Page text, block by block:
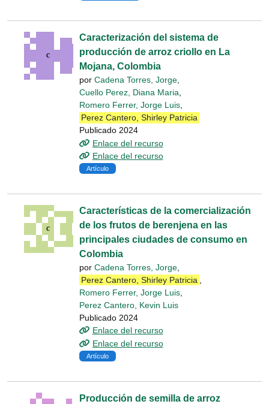
Caracterización del sistema de
producción de arroz criollo en La
Mojana, Colombia
por Cadena Torres, Jorge,
Cuello Perez, Diana Maria,
Romero Ferrer, Jorge Luis,
Perez Cantero, Shirley Patricia
Publicado 2024
Enlace del recurso
Enlace del recurso
Artículo
Características de la comercialización
de los frutos de berenjena en las
principales ciudades de consumo en
Colombia
por Cadena Torres, Jorge
Perez Cantero, Shirley Patricia
Romero Ferrer, Jorge Luis
Perez Cantero, Kevin Luis
Publicado 2024
Enlace del recurso
Enlace del recurso
Artículo
Producción de semilla de arroz